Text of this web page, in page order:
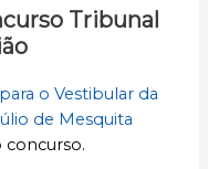
Tribunal
o Vestibular da
de Mesquita
concurso.